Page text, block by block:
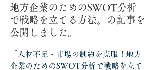
地方企業のためのSWOT分析
で戦略を立てる方法。の記事を
公開しました。
「人材不足・市場の制約を克服！地方
企業のためのSWOT分析で戦略を立て